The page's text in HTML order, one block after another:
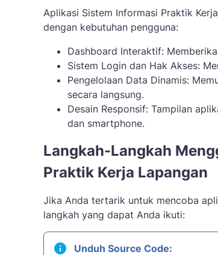
Aplikasi Sistem Informasi Praktik
dengan kebutuhan pengguna:
Dashboard Interaktif:
Sistem Login dan Hak Akses:
Pengelolaan Data Dinamis:
secara langsung.
Desain Responsif: Tampilan
dan smartphone.
Langkah-Langkah
Praktik Kerja Lapangan
Jika Anda tertarik untuk mencoba
langkah yang dapat Anda ikuti:
Unduh Source Code: